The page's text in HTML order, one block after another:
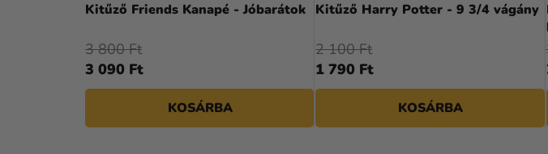
Kitűző Friends Kanapé - Jóbarátok
3 090 Ft
3 800 Ft
KOSÁRBA
Kitűző Harry Potter - 9 3/4 vágány
1 790 Ft
2 100 Ft
KOSÁRBA